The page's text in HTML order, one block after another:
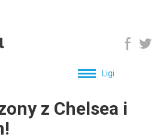
Ligi
z Chelsea i